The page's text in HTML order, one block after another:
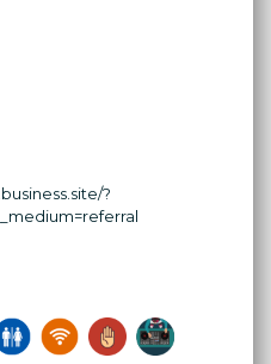
?